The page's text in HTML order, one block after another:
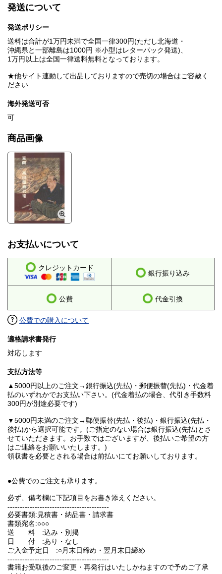
発送について
発送ポリシー
送料は合計が1万円未満で全国一律300円(ただし北海道・
沖縄県と一部離島は1000円 ※小型はレターパック発送)、
1万円以上は全国一律送料無料となっております。
★他サイト連動して出品しておりますので売切の場合はご容赦く
ださい
海外発送可否
可
商品画像
お支払いについて
クレジットカード
銀行振り込み
公費 代金引換
公費での購入について
適格請求書発行
対応します
支払方法等
▲5000円以上のご注文→銀行振込(先払)・郵便振替(先払)・代金着
払のいずれかでお支払い下さい。(代金着払の場合、代引き手数料
300円が別途必要です)
▼5000円未満のご注文→郵便振替(先払・後払)・銀行振込(先払・
後払)から選択可能です。(ご指定のない場合は銀行振込(先払)とさ
せていただきます。お手数ではございますが、後払いご希望の方
はご連絡をお願いいたします。)
領収書を必要とされる場合は前払いにてお願いしております。
●公費でのご注文も承ります。
必ず、備考欄に下記項目をお書き添えください。
-----------------------------------------
必要書類:見積書・納品書・請求書
書類宛名:○○○
送 料 :込み・別掲
日 付 :あり・なし
ご入金予定日 :○月末日締め・翌月末日締め
-----------------------------------------
書籍お受取後のご変更・再発行はいたしかねますので予めご了承